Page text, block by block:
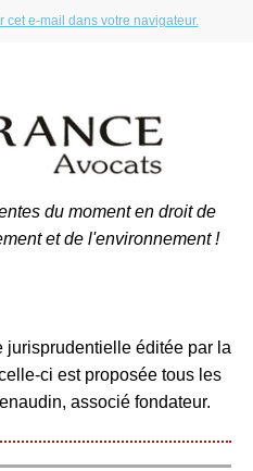
cet e-mail dans votre navigateur.
du moment en droit de
et de l'environnement !
jurisprudentielle éditée par la
ci est proposée tous les
associé fondateur.